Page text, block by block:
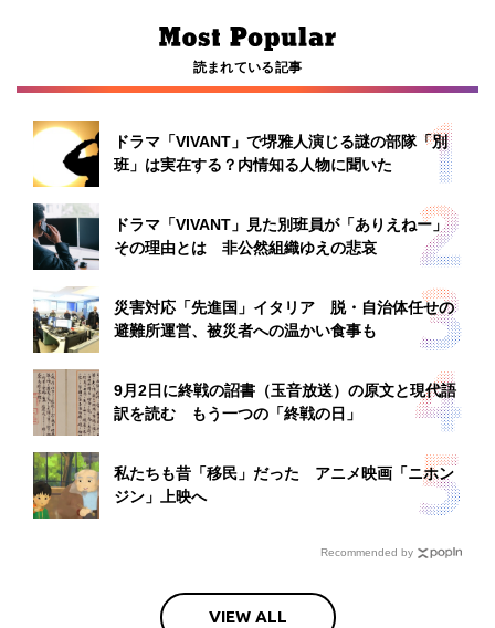
読まれている記事
ドラマ「VIVANT」で堺雅人演じる謎の部隊「別
班」は実在する？内情知る人物に聞いた
ドラマ「VIVANT」見た別班員が「ありえねー」
その理由とは 非公然組織ゆえの悲哀
災害対応「先進国」イタリア 脱・自治体任せの
避難所運営、被災者への温かい食事も
9月2日に終戦の詔書（玉音放送）の原文と現代語
訳を読む もう一つの「終戦の日」
私たちも昔「移民」だった アニメ映画「ニホン
ジン」上映へ
Recommended by
VIEW ALL